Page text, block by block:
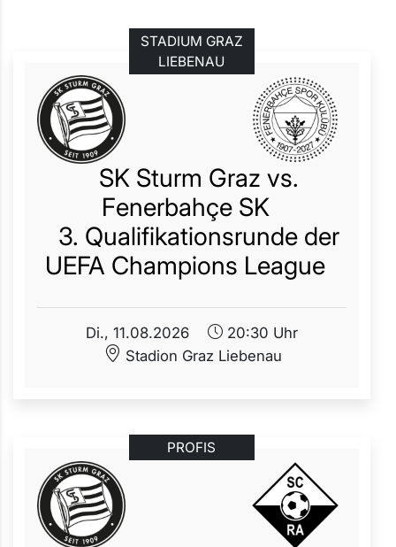
STADIUM GRAZ
LIEBENAU
SK Sturm Graz vs.
Fenerbahçe SK
3. Qualifikationsrunde der
UEFA Champions League
Di., 11.08.2026
20:30 Uhr
Stadion Graz Liebenau
PROFIS